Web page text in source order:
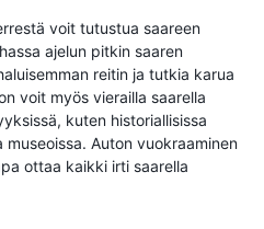
voit tutustua saareen
ajelun pitkin saaren
reitin ja tutkia karua
voit myös vierailla saarella
kuten historiallisissa
Auton vuokraaminen
ottaa kaikki irti saarella